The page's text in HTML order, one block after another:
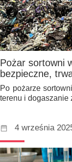
Pożar sortowni
bezpieczne,
Po pożarze
terenu i
4 września